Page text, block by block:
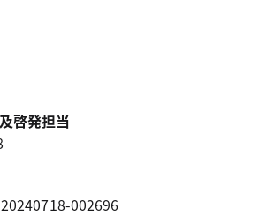
啓発担当
002696